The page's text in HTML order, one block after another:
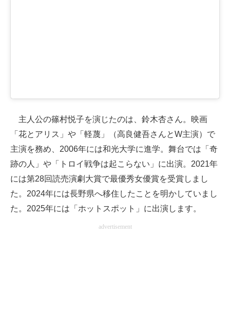
主人公の篠村悦子を演じたのは、鈴木杏さん。映画
「花とアリス」や「軽蔑」（高良健吾さんとW主演）で
主演を務め、2006年には和光大学に進学。舞台では「奇
跡の人」や「トロイ戦争は起こらない」に出演。2021年
には第28回読売演劇大賞で最優秀女優賞を受賞しまし
た。2024年には長野県へ移住したことを明かしていまし
た。2025年には「ホットスポット」に出演します。
advertisement